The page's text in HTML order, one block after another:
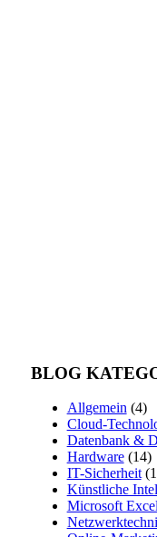
BLOG
Allgemein (4)
Cloud-
Datenbank &
Hardware(14)
IT-Sicherheit
Künstliche
Microsoft Excel